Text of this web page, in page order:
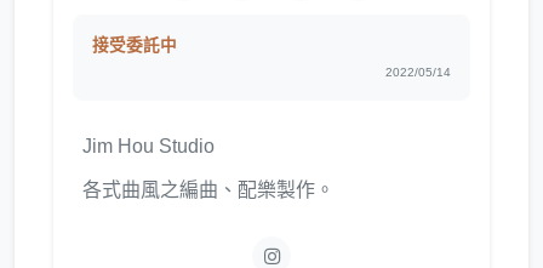
接受委託中
2022/05/14
Jim Hou Studio
各式曲風之編曲、配樂製作。